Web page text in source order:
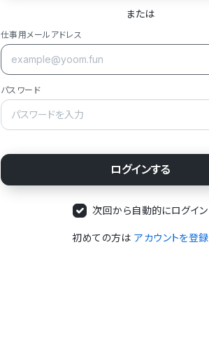
または
仕事用メールアドレス
パスワード
次回から自動的にログイン
初めての方はアカウントを登録